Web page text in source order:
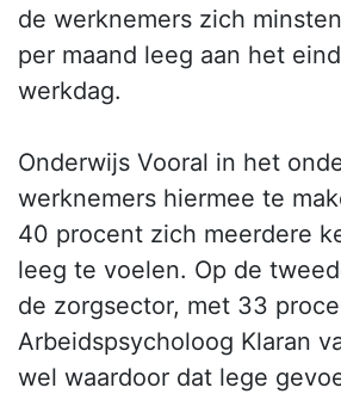
de werknemers zich
per maand leeg aan het
werkdag.
Onderwijs Vooral in het
werknemers hiermee te
40 procent zich meerdere
leeg te voelen. Op de
de zorgsector, met 33
Arbeidspsycholoog Klaran
wel waardoor dat lege